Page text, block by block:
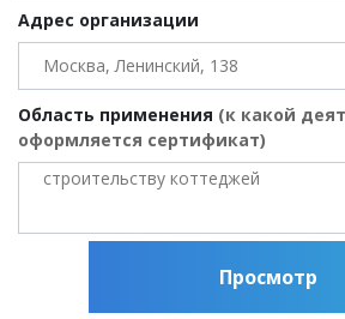
Адрес организации
Область применения (к какой
оформляется сертификат)
Просмотр